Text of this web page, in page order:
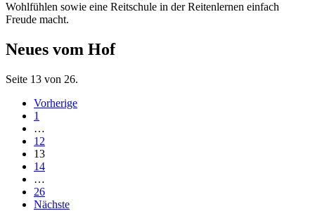
Wohlfühlen sowie eine Reitschule in der Reitenlernen einfach
Freude macht.
Neues vom Hof
Seite 13 von 26.
Vorherige
1
…
12
13
14
…
26
Nächste